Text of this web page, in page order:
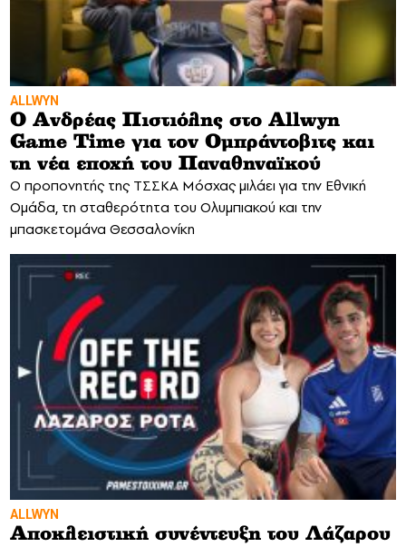
ALLWYN
Ο Ανδρέας Πιστιόλης στο Allwyn
Game Time για τον Ομπράντοβιτς και
τη νέα εποχή του Παναθηναϊκού
Ο προπονητής της ΤΣΣΚΑ Μόσχας μιλάει για την Εθνική
Ομάδα, τη σταθερότητα του Ολυμπιακού και την
μπασκετομάνα Θεσσαλονίκη
ALLWYN
Αποκλειστική συνέντευξη του Λάζαρου